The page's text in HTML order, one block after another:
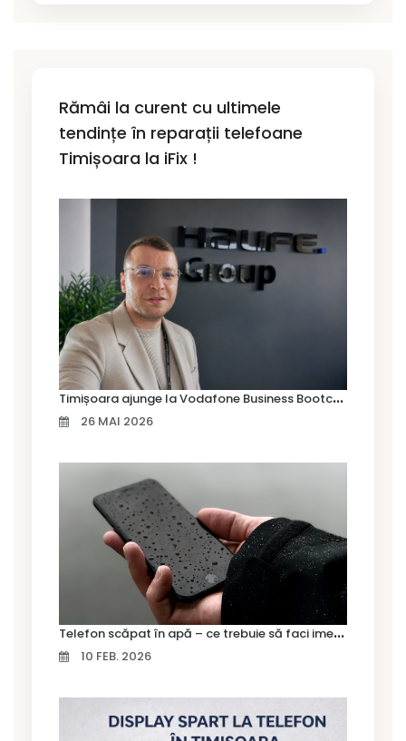
Rămâi la curent cu ultimele
tendințe în reparații telefoane
Timișoara la iFix !
T
imișoara ajunge la Vodafone Business Bootcamp prin Marius Cermian de la Armour România
26 MAI 2026
T
elefon scăpat în apă – ce trebuie să faci imediat și ce greșeli să eviți
10 FEB. 2026